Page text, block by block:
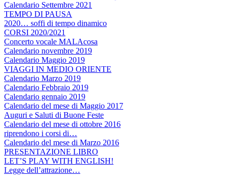
Calendario Settembre 2021
TEMPO DI PAUSA
2020… soffi di tempo dinamico
CORSI 2020/2021
Concerto vocale MALAcosa
Calendario novembre 2019
Calendario Maggio 2019
VIAGGI IN MEDIO ORIENTE
Calendario Marzo 2019
Calendario Febbraio 2019
Calendario gennaio 2019
Calendario del mese di Maggio 2017
Auguri e Saluti di Buone Feste
Calendario del mese di ottobre 2016
riprendono i corsi di…
Calendario del mese di Marzo 2016
PRESENTAZIONE LIBRO
LET’S PLAY WITH ENGLISH!
Legge dell’attrazione…